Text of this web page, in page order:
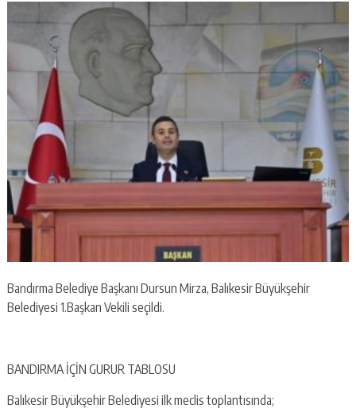
Bandırma Belediye Başkanı Dursun Mirza, Balıkesir Büyükşehir
Belediyesi 1.Başkan Vekili seçildi.
BANDIRMA İÇİN GURUR TABLOSU
Balıkesir Büyükşehir Belediyesi ilk meclis toplantısında;